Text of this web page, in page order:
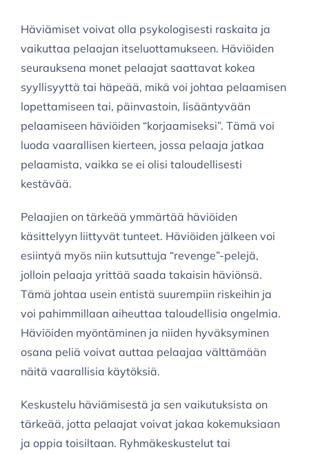
Häviämiset voivat olla psykologisesti raskaita ja
vaikuttaa pelaajan itseluottamukseen. Häviöiden
seurauksena monet pelaajat saattavat kokea
syyllisyyttä tai häpeää, mikä voi johtaa pelaamisen
lopettamiseen tai, päinvastoin, lisääntyvään
pelaamiseen häviöiden “korjaamiseksi”. Tämä voi
luoda vaarallisen kierteen, jossa pelaaja jatkaa
pelaamista, vaikka se ei olisi taloudellisesti
kestävää.
Pelaajien on tärkeää ymmärtää häviöiden
käsittelyyn liittyvät tunteet. Häviöiden jälkeen voi
esiintyä myös niin kutsuttuja “revenge”-pelejä,
jolloin pelaaja yrittää saada takaisin häviönsä.
Tämä johtaa usein entistä suurempiin riskeihin ja
voi pahimmillaan aiheuttaa taloudellisia ongelmia.
Häviöiden myöntäminen ja niiden hyväksyminen
osana peliä voivat auttaa pelaajaa välttämään
näitä vaarallisia käytöksiä.
Keskustelu häviämisestä ja sen vaikutuksista on
tärkeää, jotta pelaajat voivat jakaa kokemuksiaan
ja oppia toisiltaan. Ryhmäkeskustelut tai